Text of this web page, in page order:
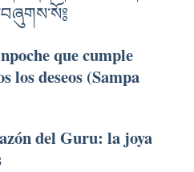
que cumple
los deseos (Sampa
del Guru: la joya